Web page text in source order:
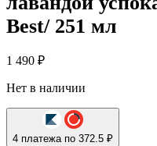
Best/ 251 мл
1 490 ₽
Нет в наличии
4 платежа по 372.5 ₽